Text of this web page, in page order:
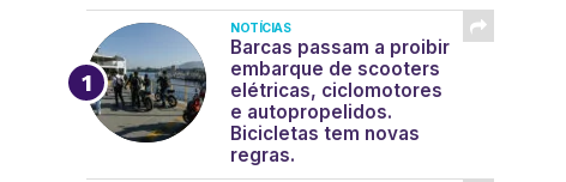
NOTÍCIAS
Barcas passam a proibir
embarque de scooters
elétricas, ciclomotores
e autopropelidos.
Bicicletas tem novas
regras.